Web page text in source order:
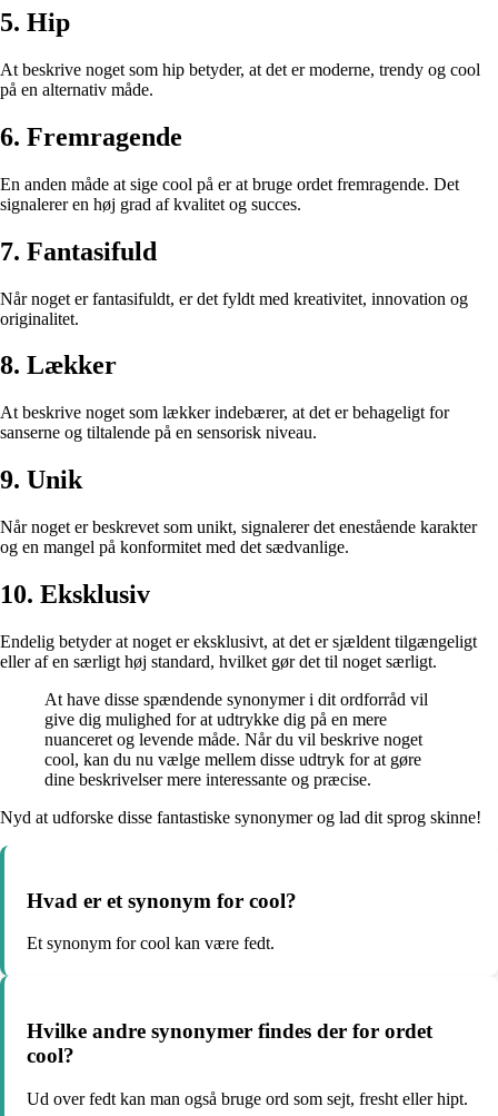
5. Hip
At beskrive noget som hip betyder, at det er moderne, trendy og cool
på en alternativ måde.
6. Fremragende
En anden måde at sige cool på er at bruge ordet fremragende. Det
signalerer en høj grad af kvalitet og succes.
7. Fantasifuld
Når noget er fantasifuldt, er det fyldt med kreativitet, innovation og
originalitet.
8. Lækker
At beskrive noget som lækker indebærer, at det er behageligt for
sanserne og tiltalende på en sensorisk niveau.
9. Unik
Når noget er beskrevet som unikt, signalerer det enestående karakter
og en mangel på konformitet med det sædvanlige.
10. Eksklusiv
Endelig betyder at noget er eksklusivt, at det er sjældent tilgængeligt
eller af en særligt høj standard, hvilket gør det til noget særligt.
At have disse spændende synonymer i dit ordforråd vil
give dig mulighed for at udtrykke dig på en mere
nuanceret og levende måde. Når du vil beskrive noget
cool, kan du nu vælge mellem disse udtryk for at gøre
dine beskrivelser mere interessante og præcise.
Nyd at udforske disse fantastiske synonymer og lad dit sprog skinne!
Hvad er et synonym for cool?
Et synonym for cool kan være fedt.
Hvilke andre synonymer findes der for ordet
cool?
Ud over fedt kan man også bruge ord som sejt, fresht eller hipt.